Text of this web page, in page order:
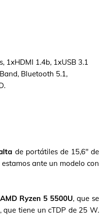
1xHDMI 1.4b, 1xUSB 3.1
Bluetooth 5.1,
de portátiles de 15,6" de
ante un modelo con
AMD Ryzen 5 5500U, que se
tiene un cTDP de 25 W.